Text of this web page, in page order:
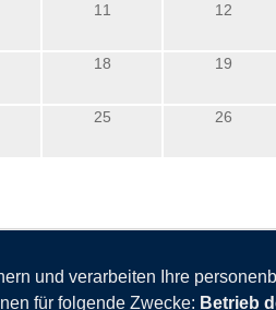
11 12
18 19
25 26
und verarbeiten Ihre
für folgende Zwecke: Betrieb